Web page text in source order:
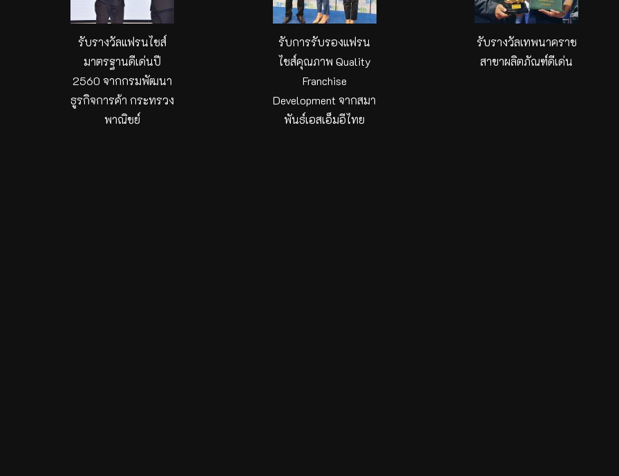
รับรางวัลแฟรนไชส์
มาตรฐานดีเด่นปี
2560 จากกรมพัฒนา
ธูรกิจการค้า กระทรวง
พาณิชย์
รับการรับรองแฟรน
ไชส์คุณภาพ Quality
Franchise
Development จากสมา
พันธ์เอสเอ็มอีไทย
รับรางวัลเทพนาคราช
สาขาผลิตภัณฑ์ดีเด่น